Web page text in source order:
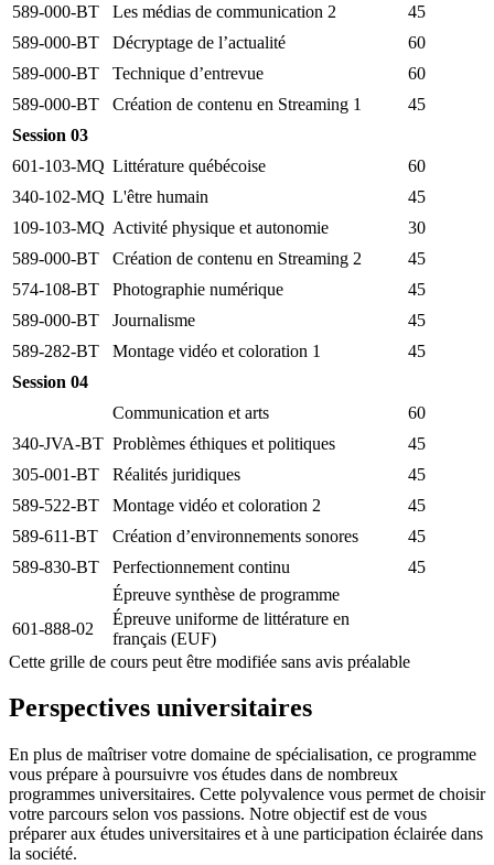
589-000-BT
Les médias de communication 2
45
589-000-BT
Décryptage de l’actualité
60
589-000-BT
Technique d’entrevue
60
589-000-BT
Création de contenu en Streaming 1
45
Session 03
601-103-MQ Littérature québécoise
60
340-102-MQ L'être humain
45
109-103-MQ Activité physique et autonomie
30
589-000-BT
Création de contenu en Streaming 2
45
574-108-BT
Photographie numérique
45
589-000-BT
Journalisme
45
589-282-BT
Montage vidéo et coloration 1
45
Session 04
Communication et arts
60
340-JVA-BT Problèmes éthiques et politiques
45
305-001-BT
Réalités juridiques
45
589-522-BT
Montage vidéo et coloration 2
45
589-611-BT
Création d’environnements sonores
45
589-830-BT
Perfectionnement continu
45
Épreuve synthèse de programme
601-888-02
Épreuve uniforme de littérature en
français (EUF)
Cette grille de cours peut être modifiée sans avis préalable
Perspectives universitaires
En plus de maîtriser votre domaine de spécialisation, ce programme
vous prépare à poursuivre vos études dans de nombreux
programmes universitaires. Cette polyvalence vous permet de choisir
votre parcours selon vos passions. Notre objectif est de vous
préparer aux études universitaires et à une participation éclairée dans
la société.